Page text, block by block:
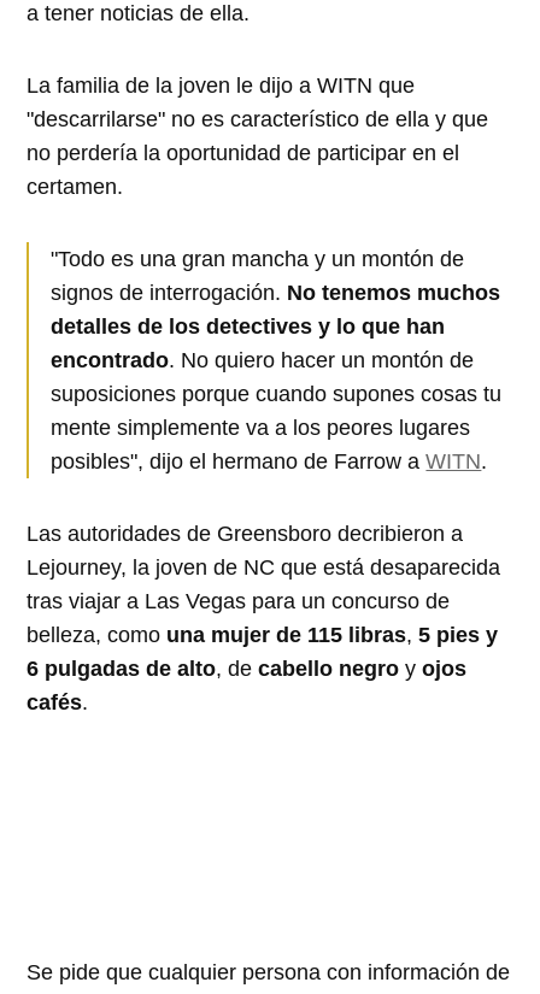
a tener noticias de ella.
La familia de la joven le dijo a WITN que
"descarrilarse" no es característico de ella y que
no perdería la oportunidad de participar en el
certamen.
"Todo es una gran mancha y un montón de
signos de interrogación. No tenemos muchos
detalles de los detectives y lo que han
encontrado. No quiero hacer un montón de
suposiciones porque cuando supones cosas tu
mente simplemente va a los peores lugares
posibles", dijo el hermano de Farrow aWITN.
Las autoridades de Greensboro decribieron a
Lejourney, la joven de NC que está desaparecida
tras viajar a Las Vegas para un concurso de
belleza, como una mujer de 115 libras,5 pies y
6 pulgadas de alto, decabello negro y ojos
cafés.
Se pide que cualquier persona con información de